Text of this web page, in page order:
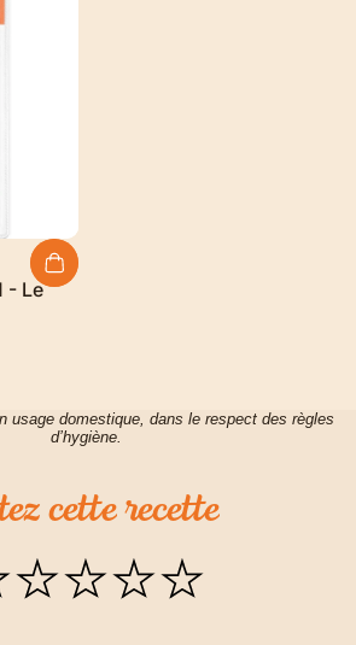
- Le
usage domestique, dans le respect des règles
d’hygiène.
cetterecette